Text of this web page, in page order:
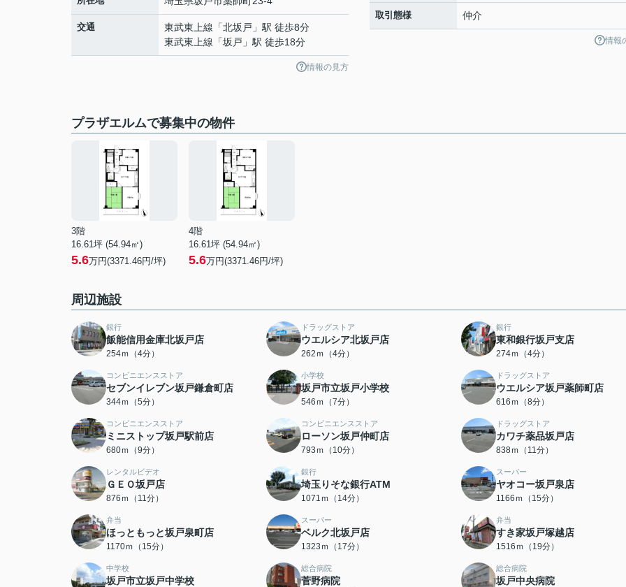
交通 東武東上線 「北坂戸 」駅 徒歩8分
東武東上線 「坂戸 」駅 徒歩18分
情報の見方
取引態様 仲介
情報
プラザエルムで募集中の物件
3階
16.61坪 (54.94㎡)
5.6万円(3371.46円/坪)
4階
16.61坪 (54.94㎡)
5.6万円(3371.46円/坪)
周辺施設
銀行
飯能信用金庫北坂戸店
254ｍ（4分）
ドラッグストア
ウエルシア北坂戸店
262ｍ（4分）
銀行
東和銀行坂戸支店
274ｍ（4分）
コンビニエンスストア
セブンイレブン坂戸鎌倉町店
344ｍ（5分）
小学校
坂戸市立坂戸小学校
546ｍ（7分）
ドラッグストア
ウエルシア坂戸薬師町店
616ｍ（8分）
コンビニエンスストア
ミニストップ坂戸駅前店
680ｍ（9分）
コンビニエンスストア
ローソン坂戸仲町店
793ｍ（10分）
ドラッグストア
カワチ薬品坂戸店
838ｍ（11分）
レンタルビデオ
ＧＥＯ坂戸店
876ｍ（11分）
銀行
埼玉りそな銀行ATM
1071ｍ（14分）
スーパー
ヤオコー坂戸泉店
1166ｍ（15分）
弁当
ほっともっと坂戸泉町店
1170ｍ（15分）
スーパー
ベルク北坂戸店
1323ｍ（17分）
弁当
すき家坂戸塚越店
1516ｍ（19分）
中学校
坂戸市立坂戸中学校
総合病院
菅野病院
総合病院
坂戸中央病院